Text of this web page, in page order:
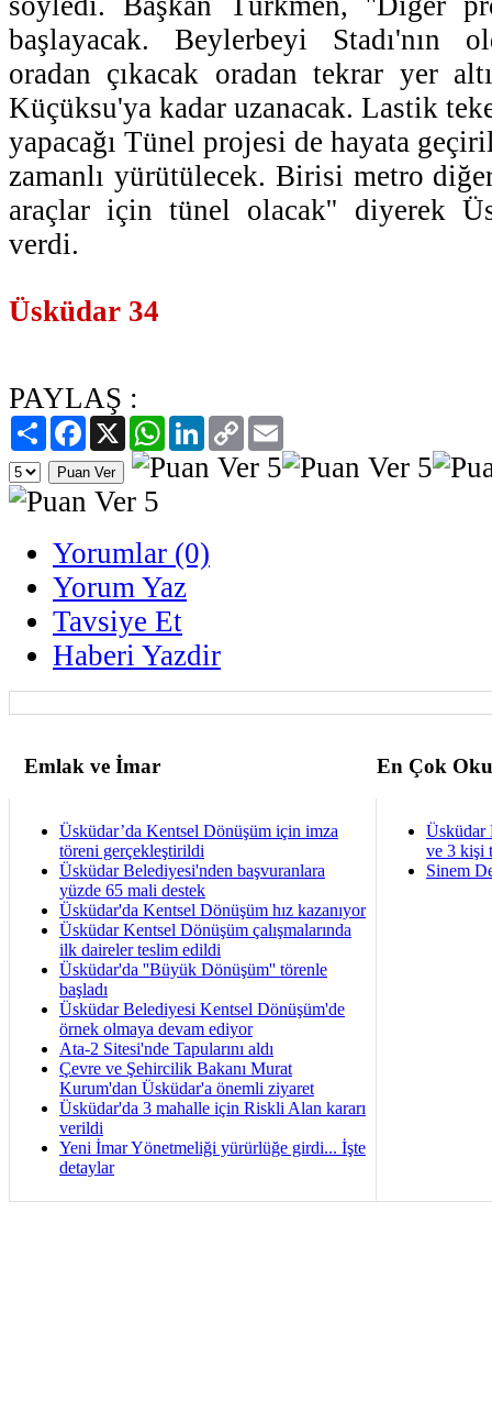
başlayacak. Beylerbeyi Stadı'nın
oradan çıkacak oradan tekrar yer
Küçüksu'ya kadar uzanacak. Lastik
yapacağı Tünel projesi de hayata
zamanlı yürütülecek. Birisi metro
araçlar için tünel olacak'' diyerek
verdi.
Üsküdar 34
PAYLAŞ :
PaylaşFacebook
X WhatsAppLinkedIn
Copy
Link
Yorumlar (0)
Yorum Yaz
Tavsiye Et
Haberi Yazdir
Emlak ve İmar En Çok
Üsküdar’da Kentsel Dönüşüm için imza
töreni gerçekleştirildi
Üsküdar Belediyesi'nden başvuranlara
yüzde 65 mali destek
Üsküdar'da Kentsel Dönüşüm hız kazanıyor
Üsküdar Kentsel Dönüşüm çalışmalarında
ilk daireler teslim edildi
Üsküdar'da ''Büyük Dönüşüm'' törenle
başladı
Üsküdar Belediyesi Kentsel Dönüşüm'de
örnek olmaya devam ediyor
Ata-2 Sitesi'nde Tapularını aldı
Çevre ve Şehircilik Bakanı Murat
Kurum'dan Üsküdar'a önemli ziyaret
Üsküdar'da 3 mahalle için Riskli Alan kararı
verildi
Yeni İmar Yönetmeliği yürürlüğe girdi... İşte
detaylar
Üsküdar
ve 3 kişi
Sinem